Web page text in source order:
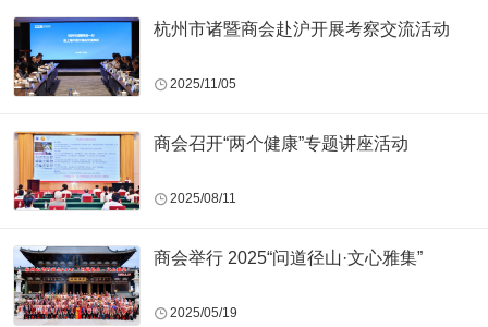
杭州市诸暨商会赴沪开展考察交流活动
2025/11/05
商会召开“两个健康”专题讲座活动
2025/08/11
商会举行 2025“问道径山·文心雅集”
2025/05/19